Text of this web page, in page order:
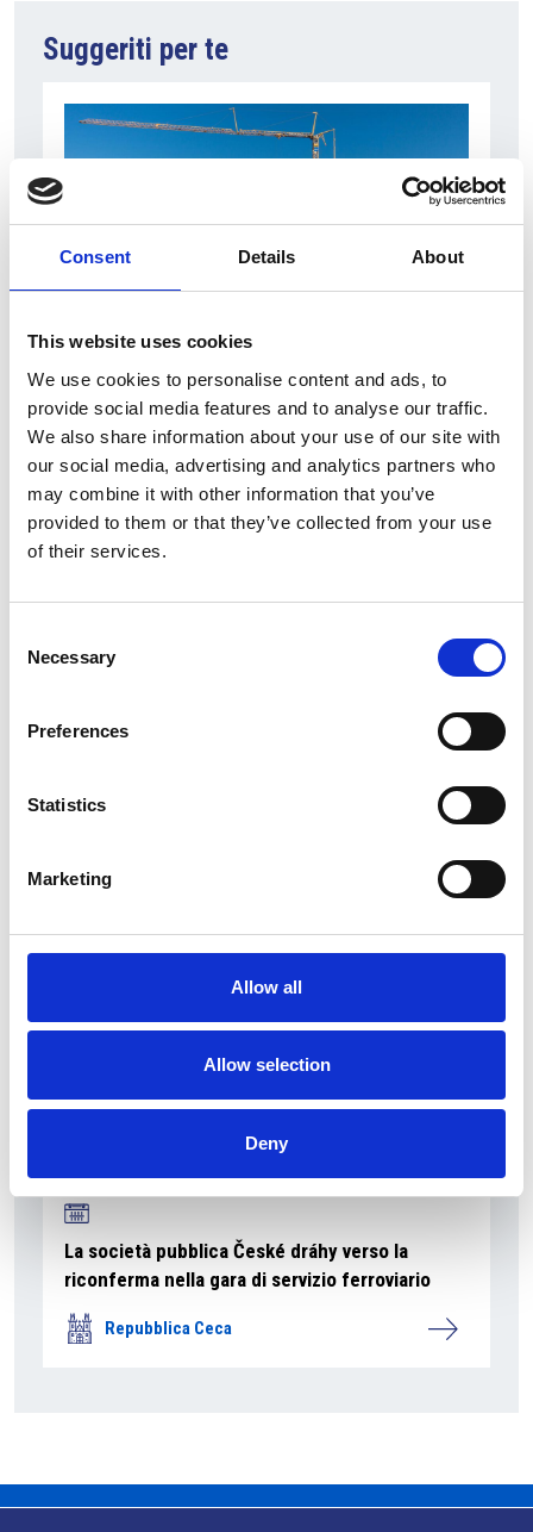
Consent Details About
This website uses cookies
We use cookies to personalise content and ads, to
provide social media features and to analyse our traffic.
We also share information about your use of our site with
our social media, advertising and analytics partners who
may combine it with other information that you’ve
provided to them or that they’ve collected from your use
of their services.
Selection
Necessary
Preferences
Statistics
Marketing
Allow all
Allow selection
Deny
Suggeriti per te
7 Agosto 2026
Nel primo semestre è aumentata fortemente la
costruzione di nuove abitazioni
Repubblica Ceca
Repubblica Ceca
La società pubblica České dráhy verso la
riconferma nella gara di servizio ferroviario
Repubblica Ceca